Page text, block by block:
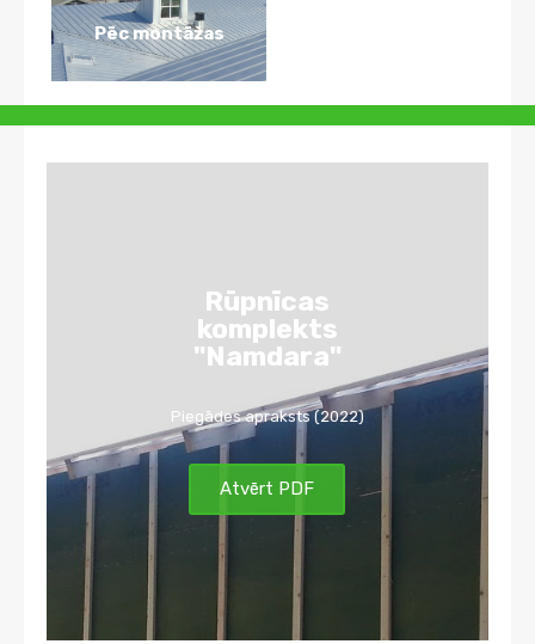
Pēc montāžas
Rūpnīcas
komplekts
"Namdara"
Piegādes apraksts (2022)
Atvērt PDF